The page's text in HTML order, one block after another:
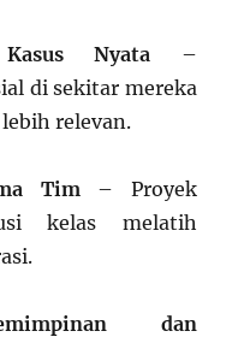
Nyata –
di sekitar mereka
relevan.
Tim – Proyek
kelas melatih
dan